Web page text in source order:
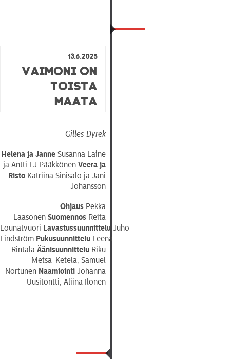
13.6.2025
Vaimoni on
toista
maata
Gilles Dyrek
Helena ja Janne Susanna Laine
ja Antti LJ PääkkönenVeera ja
Risto Katriina Sinisalo ja Jani
Johansson
Ohjaus Pekka
LaasonenSuomennos Reita
Lounatvuori Lavastussuunnittelu Juho
Lindström Pukusuunnittelu Leena
RintalaÄänisuunnittelu Riku
Metsä-Ketelä, Samuel
Nortunen Naamiointi Johanna
Uusitontti, Aliina Ilonen